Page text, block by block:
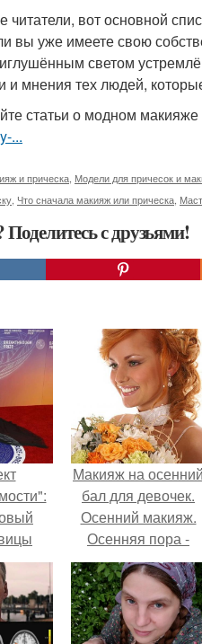
читатели, вот основной
вы уже имеете свою
светом
и мнения тех людей,
статьи о модном макияже
...
и прическа Модели для причесок и
Что сначала макияж или прическа
с друзьями!
о
Макияж на осенний
бал для девочек.
Осенний макияж.
Осенняя пора -
одна из наиболее
мягких и
чувственных.